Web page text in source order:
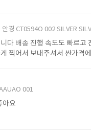
경 CT0594O 002 SILVER
다 배송 진행 속도도 빠르고
찍어서 보내주셔서 싼가격
001
아요